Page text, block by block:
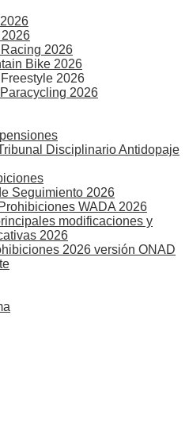
2026
Bike 2026
2026
2026
Disciplinario Antidopaje
Seguimiento 2026
WADA 2026
modificaciones y
2026
2026 versión ONAD